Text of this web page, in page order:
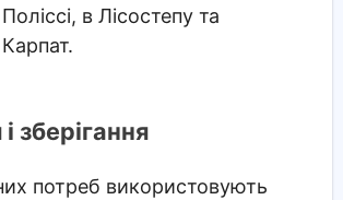
в Лісостепу та
зберігання
потреб використовують